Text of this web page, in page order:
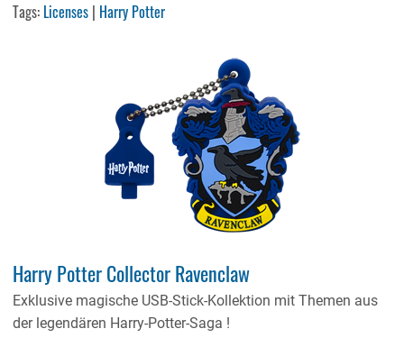
Tags: Licenses | Harry Potter
Harry Potter Collector Ravenclaw
Exklusive magische USB-Stick-Kollektion mit Themen aus
der legendären Harry-Potter-Saga !